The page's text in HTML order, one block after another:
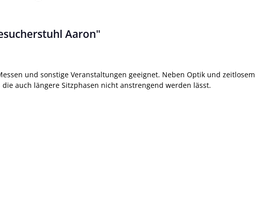
Aaron"
und sonstige Veranstaltungen geeignet. Neben Optik und
auch längere Sitzphasen nicht anstrengend werden lässt.